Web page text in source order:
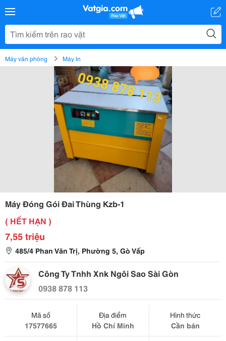
Máy văn phòng Máy In
Máy Đóng Gói Đai Thùng Kzb-1
( HẾT HẠN )
7,55 triệu
485/4 Phan Văn Trị, Phường 5, Gò Vấp
Công Ty Tnhh Xnk Ngôi Sao Sài Gòn
0938 878 113
Mã số
17577665
Địa điểm
Hồ Chí Minh
Hình thức
Cần bán